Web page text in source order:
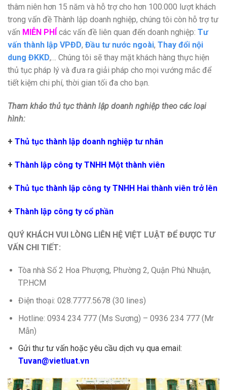
thâm niên hơn 15 năm và hỗ trợ cho hơn 100.000 lượt khách
trong vấn đề Thành lập doanh nghiệp, chúng tôi còn hỗ trợ tư
vấn MIỄN PHÍ các vấn đề liên quan đến doanh nghiệp: Tư
vấn thành lập VPĐD, Đầu tư nước ngoài, Thay đổi nội
dung ĐKKD,… Chúng tôi sẽ thay mặt khách hàng thực hiện
thủ tục pháp lý và đưa ra giải pháp cho mọi vướng mắc để
tiết kiệm chi phí, thời gian tối đa cho bạn.
Tham khảo thủ tục thành lập doanh nghiệp theo các loại
hình:
+ Thủ tục thành lập doanh nghiệp tư nhân
+ Thành lập công ty TNHH Một thành viên
+ Thủ tục thành lập công ty TNHH Hai thành viên trở lên
+ Thành lập công ty cổ phần
QUÝ KHÁCH VUI LÒNG LIÊN HỆ VIỆT LUẬT ĐỂ ĐƯỢC TƯ
VẤN CHI TIẾT:
Tòa nhà Số 2 Hoa Phượng, Phường 2, Quận Phú Nhuận,
TP.HCM
Điện thoại: 028.7777.5678 (30 lines)
Hotline: 0934 234 777 (Ms Sương) – 0936 234 777 (Mr
Mẫn)
Gửi thư tư vấn hoặc yêu cầu dịch vụ qua email:
Tuvan@vietluat.vn